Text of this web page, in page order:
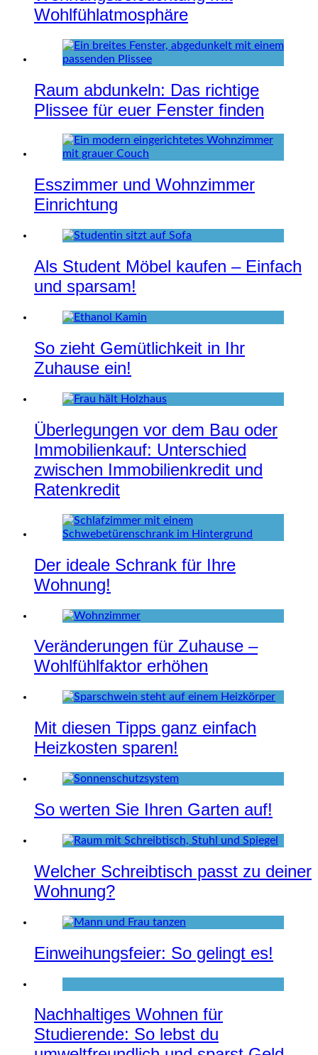
Wohlfühlatmosphäre
Raum abdunkeln: Das richtige
Plissee für euer Fenster finden
Esszimmer und Wohnzimmer
Einrichtung
Als Student Möbel kaufen – Einfach
und sparsam!
So zieht Gemütlichkeit in Ihr
Zuhause ein!
Überlegungen vor dem Bau oder
Immobilienkauf: Unterschied
zwischen Immobilienkredit und
Ratenkredit
Der ideale Schrank für Ihre
Wohnung!
Veränderungen für Zuhause –
Wohlfühlfaktor erhöhen
Mit diesen Tipps ganz einfach
Heizkosten sparen!
So werten Sie Ihren Garten auf!
Welcher Schreibtisch passt zu deiner
Wohnung?
Einweihungsfeier: So gelingt es!
Nachhaltiges Wohnen für
Studierende: So lebst du